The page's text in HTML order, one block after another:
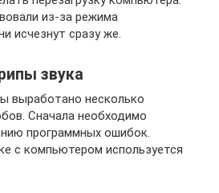
из-за режима
исчезнут сразу же.
звука
выработано несколько
Сначала необходимо
программных ошибок.
с компьютером используется